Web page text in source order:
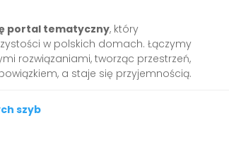
portal tematyczny, który
w polskich domach. Łączymy
rozwiązaniami, tworząc przestrzeń,
a staje się przyjemnością.
szyb